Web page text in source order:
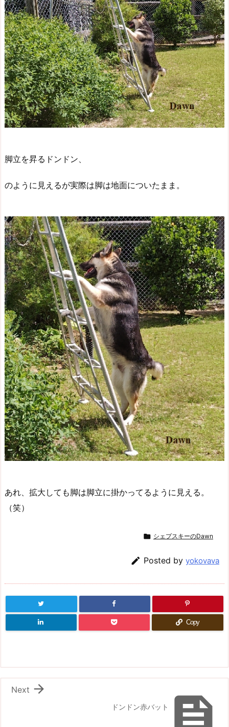
脚立を昇るドンドン、
のように見えるが実際は脚は地面についたまま。
あれ、拡大しても脚は脚立に掛かってるように見える。
（笑）
 シェプスキーのDawn
 Posted by yokovava
Copy

ドンドン赤バット

Next